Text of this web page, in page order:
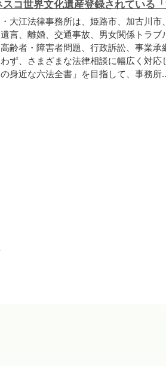
スコ世界文化遺産登録されている「
大江法律事務所は、姫路市、加古川市
言、離婚、交通事故、男女関係トラ
齢者・障害者問題、行政訴訟、事業
わず、さまざまな法律相談に幅広く対
身近な六法全書」を目指して、事務所